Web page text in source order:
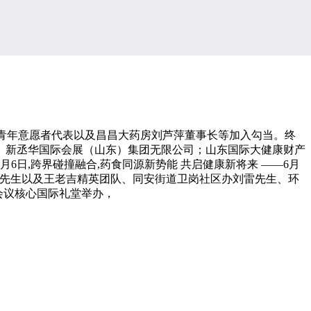
意愿者代表以及昌昌大药房刘芦萍董事长等加入勾当。终
丞华国际会展（山东）集团无限公司；山东国际大健康财产
6日,跨界碰撞融合,药食同源新势能 共启健康新将来 ——6月
生以及王老吉精英团队、同安街道卫岗社区办刘雷先生、环
核心国际礼堂举办，